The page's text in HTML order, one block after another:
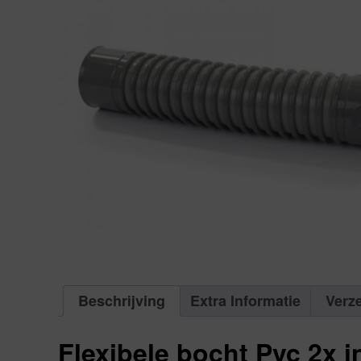
Beschrijving Extra Informatie
Flexibele bocht Pvc 2x